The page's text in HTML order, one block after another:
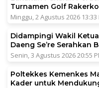
Turnamen Golf
Minggu, 2 Agustus 2026 13:33
Didampingi Wakil
Daeng Se’re Serahkan
Senin, 3 Agustus 2026 20:55
Poltekkes Kemenkes
Kader untuk